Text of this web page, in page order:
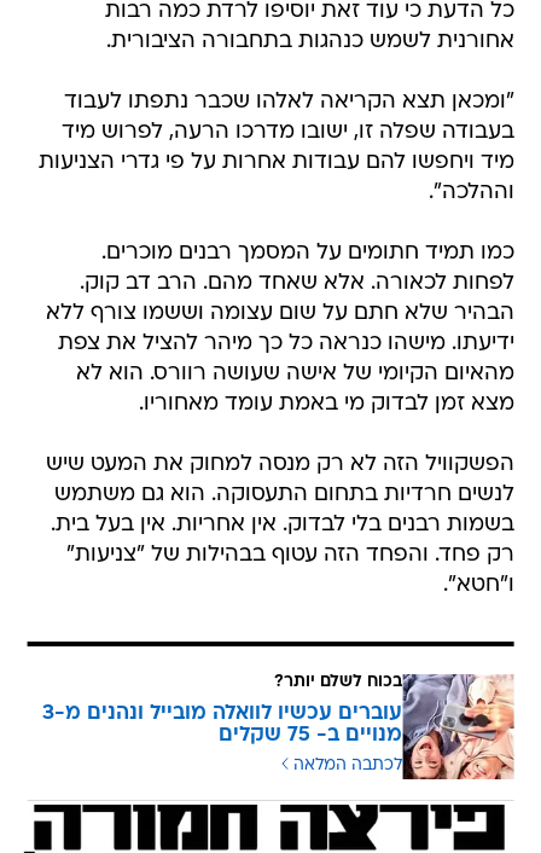
כל הדעת כי עוד זאת יוסיפו לרדת כמה רבות
אחורנית לשמש כנהגות בתחבורה הציבורית.
"ומכאן תצא הקריאה לאלהו שכבר נתפתו לעבוד
בעבודה שפלה זו, ישובו מדרכו הרעה, לפרוש מיד
מיד ויחפשו להם עבודות אחרות על פי גדרי הצניעות
וההלכה".
כמו תמיד חתומים על המסמך רבנים מוכרים.
לפחות לכאורה. אלא שאחד מהם. הרב דב קוק.
הבהיר שלא חתם על שום עצומה וששמו צורף ללא
ידיעתו. מישהו כנראה כל כך מיהר להציל את צפת
מהאיום הקיומי של אישה שעושה רוורס. הוא לא
מצא זמן לבדוק מי באמת עומד מאחוריו.
הפשקוויל הזה לא רק מנסה למחוק את המעט שיש
לנשים חרדיות בתחום התעסוקה. הוא גם משתמש
בשמות רבנים בלי לבדוק. אין אחריות. אין בעל בית.
רק פחד. והפחד הזה עטוף בבהילות של "צניעות"
ו"חטא".
בכוח לשלם יותר?
עוברים עכשיו לוואלה מובייל ונהנים מ-3
מנויים ב- 75 שקלים
לכתבה המלאה